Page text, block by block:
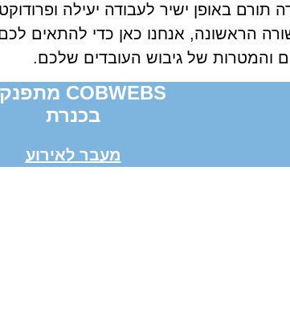
תורם באופן ישיר לעבודה יעילה
הראשונה, אנחנו כאן כדי להתאים
והמטרות של גיבוש העובדים שלכם.
COBWEBS מתפנקים
בכנרת
מעבר לאירוע